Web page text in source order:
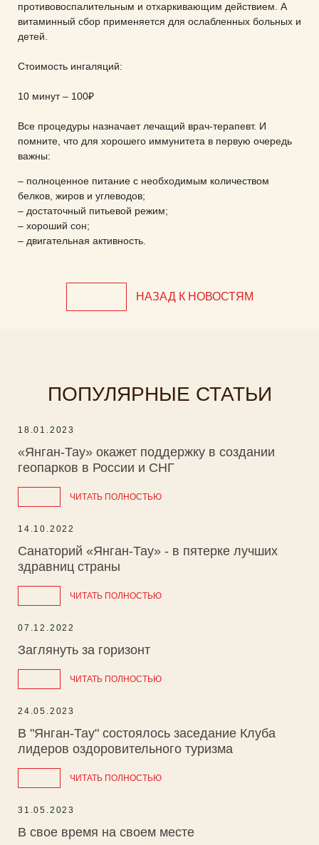
противовоспалительным и отхаркивающим действием. А
витаминный сбор применяется для ослабленных больных и
детей.
Стоимость ингаляций:
10 минут – 100₽
Все процедуры назначает лечащий врач-терапевт. И
помните, что для хорошего иммунитета в первую очередь
важны:
– полноценное питание с необходимым количеством
белков, жиров и углеводов;
– достаточный питьевой режим;
– хороший сон;
– двигательная активность.
НАЗАД К НОВОСТЯМ
ПОПУЛЯРНЫЕ СТАТЬИ
18.01.2023
«Янган-Тау» окажет поддержку в создании
геопарков в России и СНГ
ЧИТАТЬ ПОЛНОСТЬЮ
14.10.2022
Санаторий «Янган-Тау» - в пятерке лучших
здравниц страны
ЧИТАТЬ ПОЛНОСТЬЮ
07.12.2022
Заглянуть за горизонт
ЧИТАТЬ ПОЛНОСТЬЮ
24.05.2023
В "Янган-Тау" состоялось заседание Клуба
лидеров оздоровительного туризма
ЧИТАТЬ ПОЛНОСТЬЮ
31.05.2023
В свое время на своем месте